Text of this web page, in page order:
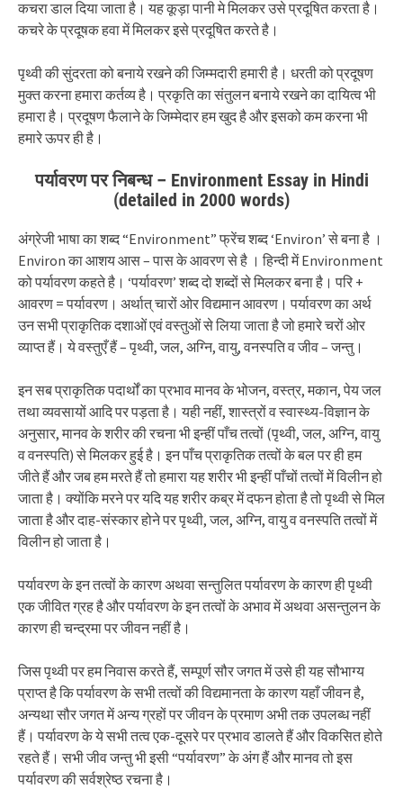
कचरा डाल दिया जाता है। यह कूड़ा पानी मे मिलकर उसे प्रदूषित करता है।
कचरे के प्रदूषक हवा में मिलकर इसे प्रदूषित करते है।
पृथ्वी की सुंदरता को बनाये रखने की जिम्मदारी हमारी है। धरती को प्रदूषण
मुक्त करना हमारा कर्तव्य है। प्रकृति का संतुलन बनाये रखने का दायित्व भी
हमारा है। प्रदूषण फैलाने के जिम्मेदार हम खुद है और इसको कम करना भी
हमारे ऊपर ही है।
पर्यावरण पर निबन्ध – Environment Essay in Hindi
(detailed in 2000 words)
अंग्रेजी भाषा का शब्द “Environment” फ्रेंच शब्द ‘Environ’ से बना है ।
Environ का आशय आस – पास के आवरण से है । हिन्दी में Environment
को पर्यावरण कहते है। ‘पर्यावरण’ शब्द दो शब्दों से मिलकर बना है। परि +
आवरण = पर्यावरण। अर्थात् चारों ओर विद्यमान आवरण। पर्यावरण का अर्थ
उन सभी प्राकृतिक दशाओं एवं वस्तुओं से लिया जाता है जो हमारे चरों ओर
व्याप्त हैं। ये वस्तुएँ हैं – पृथ्वी, जल, अग्नि, वायु, वनस्पति व जीव – जन्तु।
इन सब प्राकृतिक पदार्थों का प्रभाव मानव के भोजन, वस्त्र, मकान, पेय जल
तथा व्यवसायों आदि पर पड़ता है। यही नहीं, शास्त्रों व स्वास्थ्य-विज्ञान के
अनुसार, मानव के शरीर की रचना भी इन्हीं पाँच तत्वों (पृथ्वी, जल, अग्नि, वायु
व वनस्पति) से मिलकर हुई है। इन पाँच प्राकृतिक तत्वों के बल पर ही हम
जीते हैं और जब हम मरते हैं तो हमारा यह शरीर भी इन्हीं पाँचों तत्वों में विलीन हो
जाता है। क्योंकि मरने पर यदि यह शरीर कब्र में दफन होता है तो पृथ्वी से मिल
जाता है और दाह-संस्कार होने पर पृथ्वी, जल, अग्नि, वायु व वनस्पति तत्वों में
विलीन हो जाता है।
पर्यावरण के इन तत्वों के कारण अथवा सन्तुलित पर्यावरण के कारण ही पृथ्वी
एक जीवित ग्रह है और पर्यावरण के इन तत्वों के अभाव में अथवा असन्तुलन के
कारण ही चन्द्रमा पर जीवन नहीं है।
जिस पृथ्वी पर हम निवास करते हैं, सम्पूर्ण सौर जगत में उसे ही यह सौभाग्य
प्राप्त है कि पर्यावरण के सभी तत्वों की विद्यमानता के कारण यहाँ जीवन है,
अन्यथा सौर जगत में अन्य ग्रहों पर जीवन के प्रमाण अभी तक उपलब्ध नहीं
हैं। पर्यावरण के ये सभी तत्व एक-दूसरे पर प्रभाव डालते हैं और विकसित होते
रहते हैं। सभी जीव जन्तु भी इसी “पर्यावरण” के अंग हैं और मानव तो इस
पर्यावरण की सर्वश्रेष्ठ रचना है।